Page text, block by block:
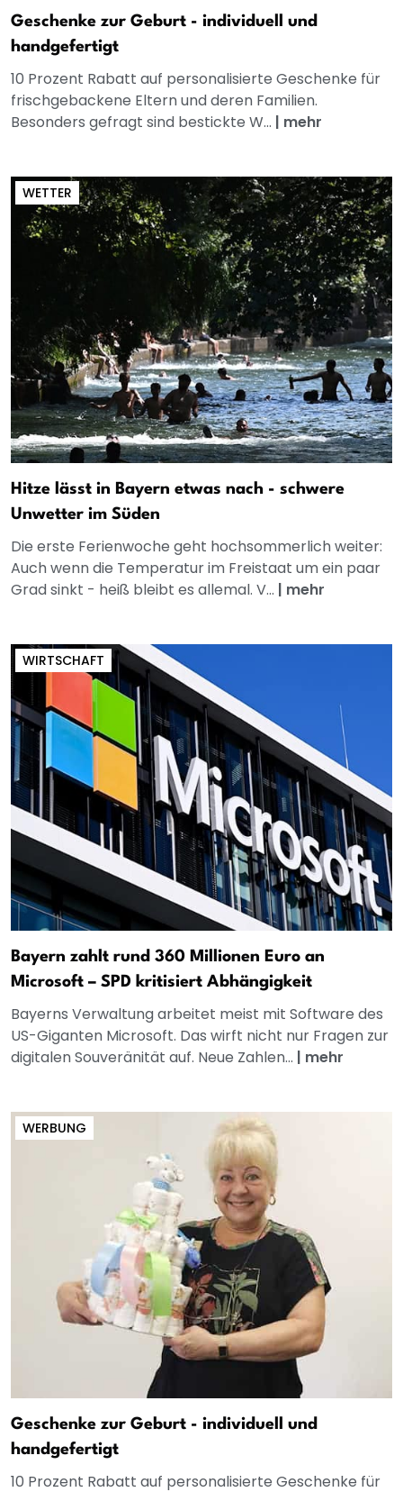
Geschenke zur Geburt - individuell und
handgefertigt
10 Prozent Rabatt auf personalisierte Geschenke für
frischgebackene Eltern und deren Familien.
Besonders gefragt sind bestickte W... | mehr
WETTER
Hitze lässt in Bayern etwas nach - schwere
Unwetter im Süden
Die erste Ferienwoche geht hochsommerlich weiter:
Auch wenn die Temperatur im Freistaat um ein paar
Grad sinkt - heiß bleibt es allemal. V... | mehr
WIRTSCHAFT
Bayern zahlt rund 360 Millionen Euro an
Microsoft – SPD kritisiert Abhängigkeit
Bayerns Verwaltung arbeitet meist mit Software des
US-Giganten Microsoft. Das wirft nicht nur Fragen zur
digitalen Souveränität auf. Neue Zahlen... | mehr
WERBUNG
Geschenke zur Geburt - individuell und
handgefertigt
10 Prozent Rabatt auf personalisierte Geschenke für